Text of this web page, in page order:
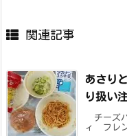
関連記事
あさり
り扱い
チーズ
ィ フレ